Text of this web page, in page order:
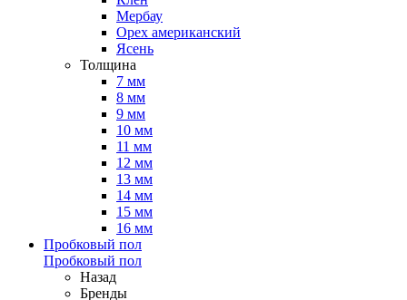
Мербау
Орех американский
Ясень
Толщина
7 мм
8 мм
9 мм
10 мм
11 мм
12 мм
13 мм
14 мм
15 мм
16 мм
Пробковый пол
Пробковый пол
Назад
Бренды